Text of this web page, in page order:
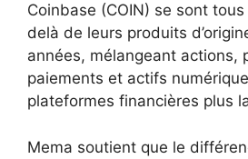
Coinbase (COIN) se sont
delà de leurs produits
années, mélangeant actions,
paiements et actifs
plateformes financières plus
Mema soutient que le